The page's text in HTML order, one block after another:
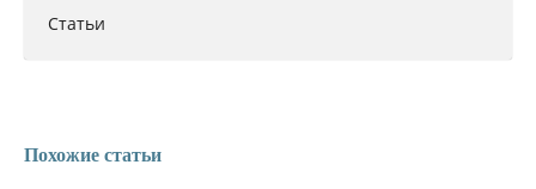
Статьи
Похожие статьи